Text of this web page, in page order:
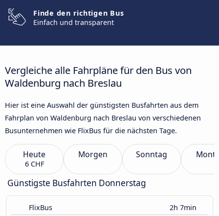
Finde den richtigen Bus
Einfach und transparent
Vergleiche alle Fahrpläne für den Bus von
Waldenburg nach Breslau
Hier ist eine Auswahl der günstigsten Busfahrten aus dem
Fahrplan von Waldenburg nach Breslau von verschiedenen
Busunternehmen wie FlixBus für die nächsten Tage.
Heute
6 CHF
Morgen Sonntag
Günstigste Busfahrten Donnerstag
FlixBus 2h 7min